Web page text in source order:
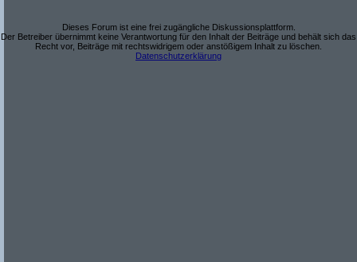
Dieses Forum ist eine frei zugängliche Diskussionsplattform.
Der Betreiber übernimmt keine Verantwortung für den Inhalt der Beiträge und behält sich das
Recht vor, Beiträge mit rechtswidrigem oder anstößigem Inhalt zu löschen.
Datenschutzerklärung